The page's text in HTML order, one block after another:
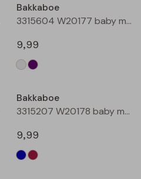
Bakkaboe
3315604 W20177 baby meisjes T-shirt lm Lila
9,99
Bakkaboe
3315207 W20178 baby meisjes lange broek Wijnrood
9,99